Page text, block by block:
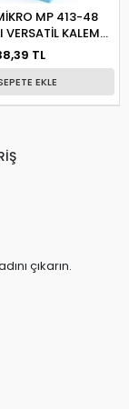
MP 413-48
VERSATİL KALEM
0,7MM
TL
EKLE
çıkarın.